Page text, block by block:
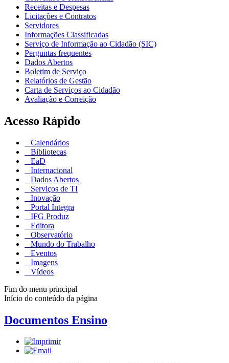
Receitas e Despesas
Licitações e Contratos
Servidores
Informações Classificadas
Serviço de Informação ao Cidadão (SIC)
Perguntas frequentes
Dados Abertos
Boletim de Serviço
Relatórios de Gestão
Carta de Serviços ao Cidadão
Avaliação e Correição
Acesso Rápido
Calendários
Bibliotecas
EaD
Internacional
Dados Abertos
Serviços de TI
Inovação
Portal Integra
IFG Produz
Editora
Observatório
Mundo do Trabalho
Eventos
Imagens
Vídeos
Fim do menu principal
Início do conteúdo da página
Documentos Ensino